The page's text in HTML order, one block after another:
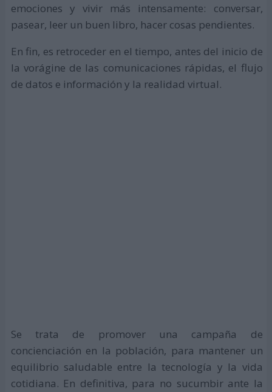
emociones y vivir más intensamente: conversar,
pasear, leer un buen libro, hacer cosas pendientes.
En fin, es retroceder en el tiempo, antes del inicio de
la vorágine de las comunicaciones rápidas, el flujo
de datos e información y la realidad virtual.
Se trata de promover una campaña de
concienciación en la población, para mantener un
equilibrio saludable entre la tecnología y la vida
cotidiana. En definitiva, para no sucumbir ante la